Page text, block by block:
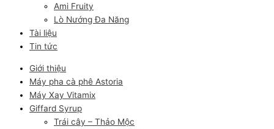
Ami Fruity
Lò Nướng Đa Năng
Tài liệu
Tin tức
Giới thiệu
Máy pha cà phê Astoria
Máy Xay Vitamix
Giffard Syrup
Trái cây – Thảo Mộc